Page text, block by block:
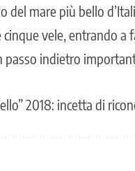
del mare più bello
cinque vele, entrando
passo indietro
2018: incetta di